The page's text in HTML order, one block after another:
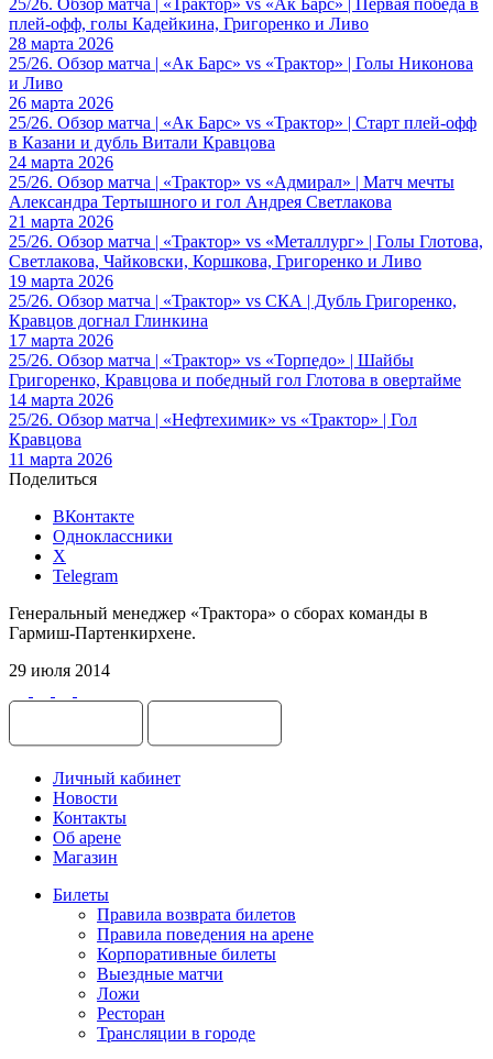
плей-офф, голы Кадейкина, Григоренко и Ливо
28 марта 2026
25/26. Обзор матча | «Ак Барс» vs «Трактор» | Голы Никонова
и Ливо
26 марта 2026
25/26. Обзор матча | «Ак Барс» vs «Трактор» | Старт плей-офф
в Казани и дубль Витали Кравцова
24 марта 2026
25/26. Обзор матча | «Трактор» vs «Адмирал» | Матч мечты
Александра Тертышного и гол Андрея Светлакова
21 марта 2026
25/26. Обзор матча | «Трактор» vs «Металлург» | Голы Глотова,
Светлакова, Чайковски, Коршкова, Григоренко и Ливо
19 марта 2026
25/26. Обзор матча | «Трактор» vs СКА | Дубль Григоренко,
Кравцов догнал Глинкина
17 марта 2026
25/26. Обзор матча | «Трактор» vs «Торпедо» | Шайбы
Григоренко, Кравцова и победный гол Глотова в овертайме
14 марта 2026
25/26. Обзор матча | «Нефтехимик» vs «Трактор» | Гол
Кравцова
11 марта 2026
Поделиться
ВКонтакте
Одноклассники
X
Telegram
Генеральный менеджер «Трактора» о сборах команды в
Гармиш-Партенкирхене.
29 июля 2014
Личный кабинет
Новости
Контакты
Об арене
Магазин
Билеты
Правила возврата билетов
Правила поведения на арене
Корпоративные билеты
Выездные матчи
Ложи
Ресторан
Трансляции в городе